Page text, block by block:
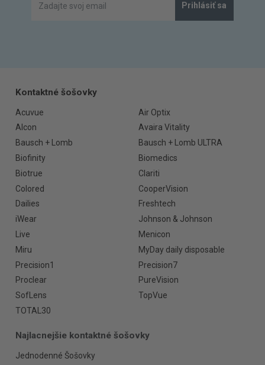
Prihlásiť sa
Kontaktné šošovky
Acuvue
Air Optix
Alcon
Avaira Vitality
Bausch + Lomb
Bausch + Lomb ULTRA
Biofinity
Biomedics
Biotrue
Clariti
Colored
CooperVision
Dailies
Freshtech
iWear
Johnson & Johnson
Live
Menicon
Miru
MyDay daily disposable
Precision1
Precision7
Proclear
PureVision
SofLens
TopVue
TOTAL30
Najlacnejšie kontaktné šošovky
Jednodenné Šošovky